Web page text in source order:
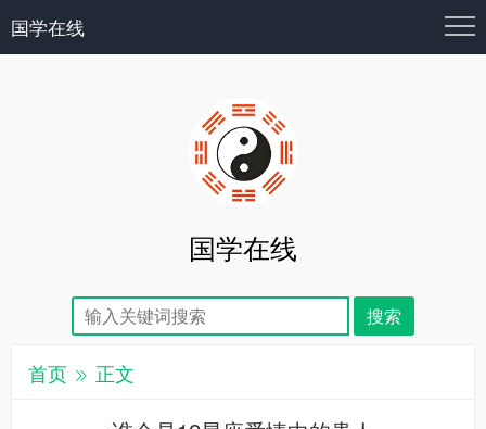
国学在线
国学在线
首页 正文